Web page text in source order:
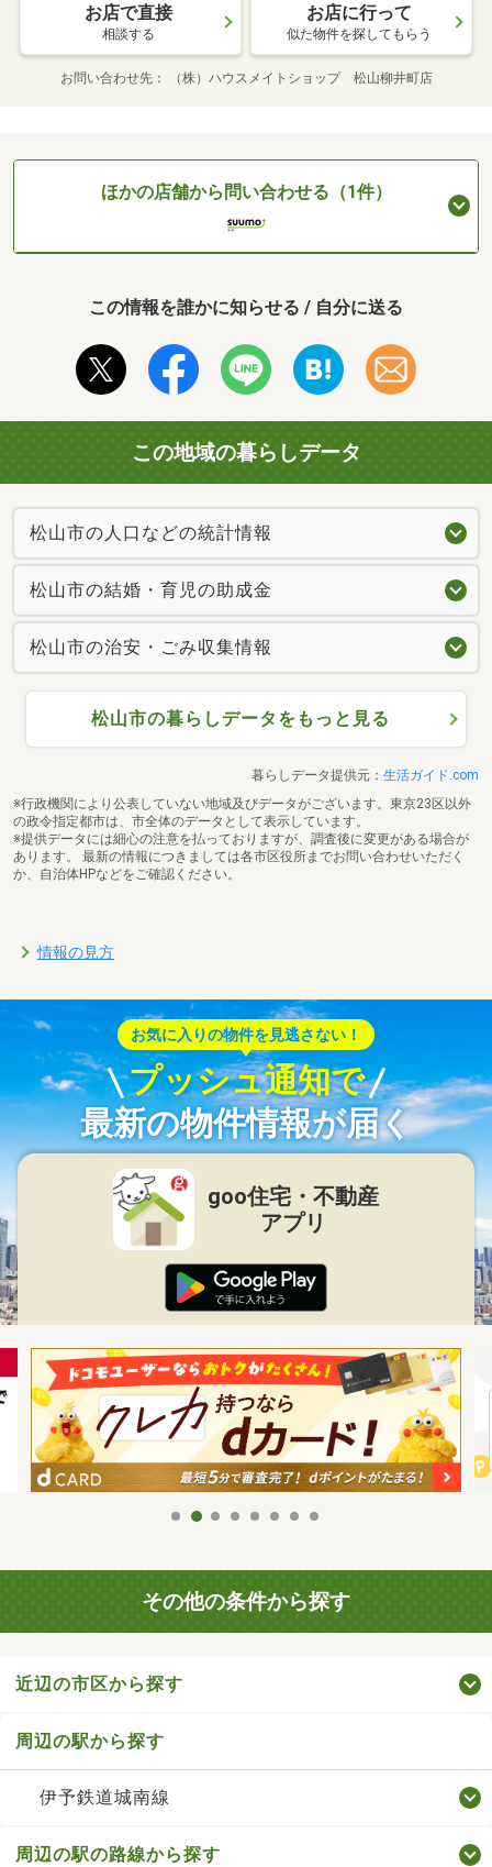
お店で直接
相談する
お店に行って
似た物件を探してもらう
お問い合わせ先 （株）ハウスメイトショップ 松山柳井町店
ほかの店舗から問い合わせる（1件）
この情報を誰かに知らせる / 自分に送る
この地域の暮らしデータ
松山市の人口などの統計情報
松山市の結婚・育児の助成金
松山市の治安・ごみ収集情報
松山市の暮らしデータをもっと見る
暮らしデータ提供元： 生活ガイド.com
※行政機関により公表していない地域及びデータがございます。東京23区以外
の政令指定都市は、市全体のデータとして表示しています。
※提供データには細心の注意を払っておりますが、調査後に変更がある場合が
あります。 最新の情報につきましては各市区役所までお問い合わせいただく
か、自治体HPなどをご確認ください。
情報の見方
お気に入りの物件を見逃さない！
プッシュ通知で
最新の物件情報が届く
goo住宅・不動産
アプリ
その他の条件から探す
近辺の市区から探す
周辺の駅から探す
伊予鉄道城南線
周辺の駅の路線から探す